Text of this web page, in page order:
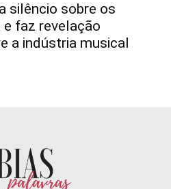
silêncio sobre os
faz revelação
a indústria musical